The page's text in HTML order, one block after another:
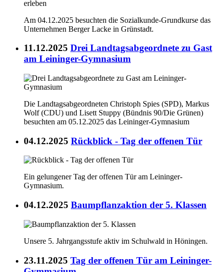
Am 04.12.2025 besuchten die Sozialkunde-Grundkurse das
Unternehmen Berger Lacke in Grünstadt.
11.12.2025 Drei Landtagsabgeordnete zu Gast
am Leininger-Gymnasium
Die Landtagsabgeordneten Christoph Spies (SPD), Markus
Wolf (CDU) und Lisett Stuppy (Bündnis 90/Die Grünen)
besuchten am 05.12.2025 das Leininger-Gymnasium
04.12.2025 Rückblick - Tag der offenen Tür
Ein gelungener Tag der offenen Tür am Leininger-
Gymnasium.
04.12.2025 Baumpflanzaktion der 5. Klassen
Unsere 5. Jahrgangsstufe aktiv im Schulwald in Höningen.
23.11.2025 Tag der offenen Tür am Leininger-